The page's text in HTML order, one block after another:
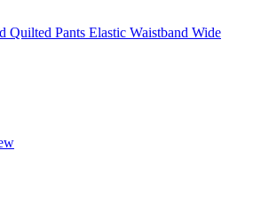
Quilted Pants Elastic Waistband Wide